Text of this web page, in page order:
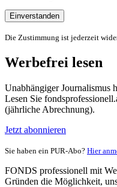
Einverstanden
Die Zustimmung ist jederzeit
Werbefrei lesen
Unabhängiger Journalismus
Lesen Sie
(jährliche Abrechnung).
Jetzt abonnieren
Sie haben ein PUR-Abo? Hier
FONDS professionell mit
Gründen die Möglichkeit,